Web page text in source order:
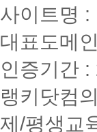
사이트명 :
대표도메
인증기간
랭키닷컴
제/평생교